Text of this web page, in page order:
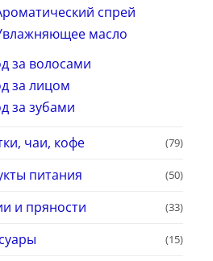
спрей
масло
за волосами
за лицом
за зубами
чаи, кофе
(79)
питания (50)
и пряности (33)
(15)